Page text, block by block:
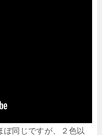
ぼ同じですが、２色以